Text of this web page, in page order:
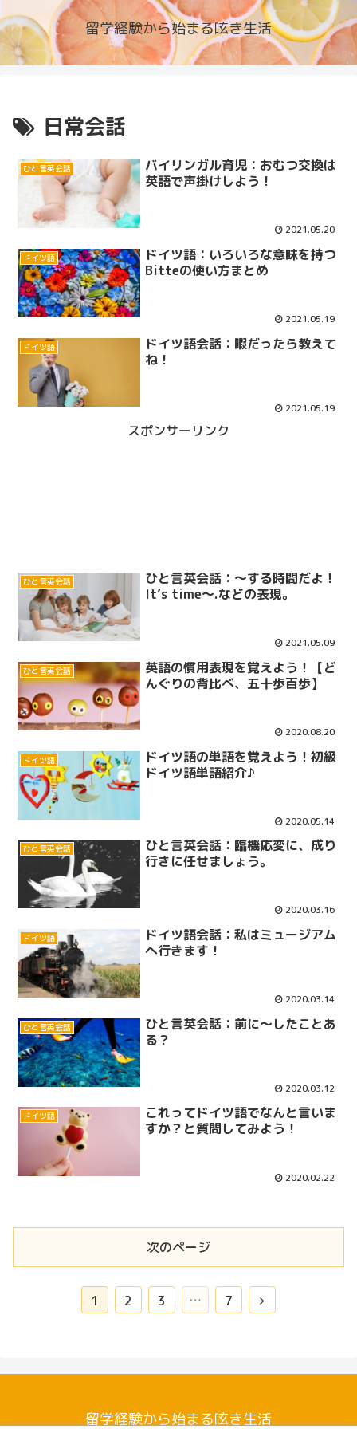
留学経験から始まる呟き生活
日常会話
ひと言英会話
バイリンガル育児：おむつ交換は
英語で声掛けしよう！
2021.05.20
ドイツ語
ドイツ語：いろいろな意味を持つ
Bitteの使い方まとめ
2021.05.19
ドイツ語
ドイツ語会話：暇だったら教えて
ね！
2021.05.19
スポンサーリンク
ひと言英会話
ひと言英会話：～する時間だよ！
It’s time～.などの表現。
2021.05.09
ひと言英会話
英語の慣用表現を覚えよう！【ど
んぐりの背比べ、五十歩百歩】
2020.08.20
ドイツ語
ドイツ語の単語を覚えよう！初級
ドイツ語単語紹介♪
2020.05.14
ひと言英会話
ひと言英会話：臨機応変に、成り
行きに任せましょう。
2020.03.16
ドイツ語
ドイツ語会話：私はミュージアム
へ行きます！
2020.03.14
ひと言英会話
ひと言英会話：前に～したことあ
る？
2020.03.12
ドイツ語
これってドイツ語でなんと言いま
すか？と質問してみよう！
2020.02.22
次のページ
1 2 3 … 7
次
留学経験から始まる呟き生活